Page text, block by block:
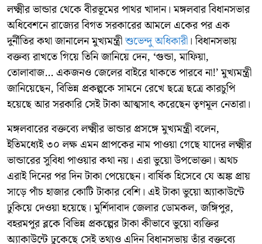
লক্ষ্মীর ভান্ডার থেকে বীরভূমের পাথর খাদান। মঙ্গলবার বিধানসভার
অধিবেশনে রাজ্যের বিগত সরকারের আমলে একের পর এক
দুর্নীতির কথা জানালেন মুখ্যমন্ত্রীশুভেন্দু অধিকারী। বিধানসভায়
বক্তব্য রাখতে গিয়ে তিনি জানিয়ে দেন, ‘গুন্ডা, মাফিয়া,
তোলাবাজ... একজনও জেলের বাইরে থাকতে পারবে না!’ মুখ্যমন্ত্রী
জানিয়েছেন, বিভিন্ন প্রকল্পকে সামনে রেখে ছত্রে ছত্রে কারচুপি
হয়েছে আর সরকারি সেই টাকা আত্মসাৎ করেছেন তৃণমূল নেতারা।
মঙ্গলবারের বক্তব্যে লক্ষ্মীর ভান্ডার প্রসঙ্গে মুখ্যমন্ত্রী বলেন,
ইতিমধ্যেই ৩০ লক্ষ এমন প্রাপকের নাম পাওয়া গেছে যাদের লক্ষ্মীর
ভান্ডারের সুবিধা পাওয়ার কথা নয়। এরা ভুয়ো উপভোক্তা। অথচ
এরাই দিনের পর দিন টাকা পেয়েছেন। বার্ষিক হিসেবে যে অঙ্ক প্রায়
সাড়ে পাঁচ হাজার কোটি টাকার বেশি। এই টাকা ভুয়ো অ্যাকাউন্টে
ঢুকিয়ে দেওয়া হয়েছে। মুর্শিদাবাদ জেলার ডোমকল, জঙ্গিপুর,
বহরমপুর ব্লকে বিভিন্ন প্রকল্পের টাকা কীভাবে ভুয়ো ব্যক্তির
অ্যাকাউন্টে ঢুকেছে সেই তথ্যও এদিন বিধানসভায় তাঁর বক্তব্যে